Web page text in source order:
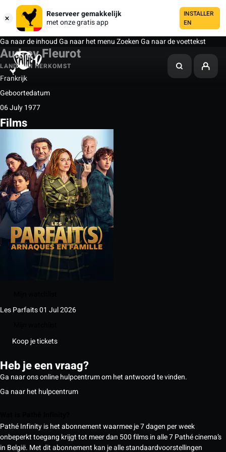
Reserveer gemakkelijk
met onze gratis app
INSTALLER
EN
Ga naar de inhoudGa naar het menuZoekenGa naar de voettekst
Audrey Fleurot
LAND VAN HERKOMST
Frankrijk
Geboortedatum
06 July 1977
Films
Les Parfaits01 Jul 2026
Koop je tickets
Heb je een vraag?
Ga naar ons online hulpcentrum om het antwoord te vinden.
Ga naar het hulpcentrum
Pathé Infinity is het abonnement waarmee je 7 dagen per week
onbeperkt toegang krijgt tot meer dan 500 films in alle 7 Pathé cinema’s
in België. Met dit abonnement kan je alle standaardvoorstellingen